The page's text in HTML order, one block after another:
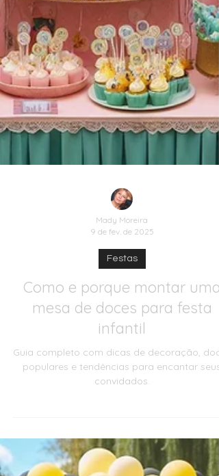
Mady Moreira
9 de fev. de 2025
Festas
Como e porque montar uma
mesa de doces para festa
populares e tendências para encantar seus
convidados.